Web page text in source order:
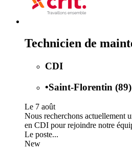
Technicien de
CDI
•Saint-Florentin (89)
Le 7 août
Nous recherchons actuellement
en CDI pour rejoindre notre
Le poste...
New